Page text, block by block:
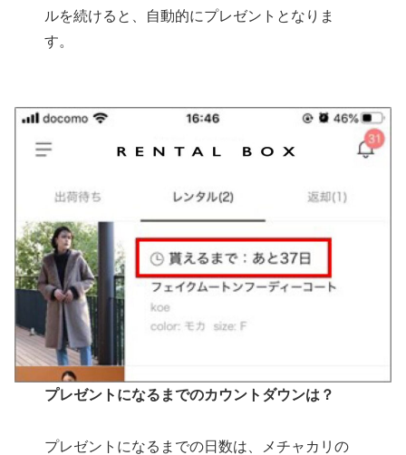
ルを続けると、自動的にプレゼントとなりま
す。
プレゼントになるまでのカウントダウンは？
プレゼントになるまでの日数は、メチャカリの